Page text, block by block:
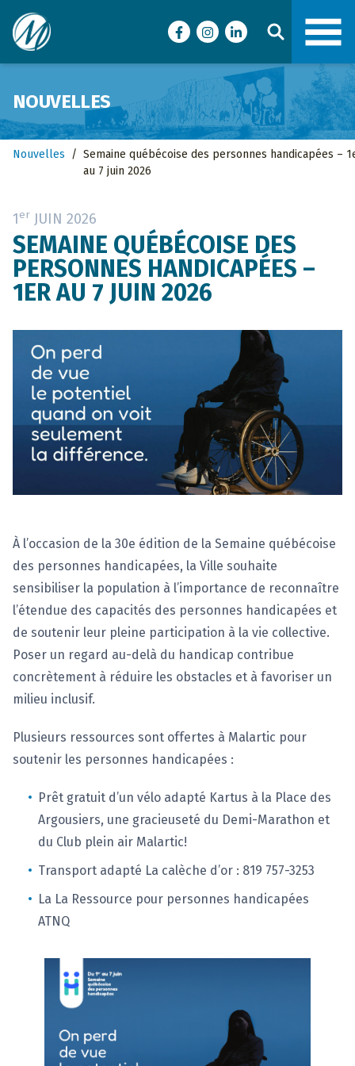
Ville de Malartic
FacebookInstagramLinkedIn
NOUVELLES
Nouvelles / Semaine québécoise des personnes handicapées –
au 7 juin 2026
1er JUIN 2026
SEMAINE QUÉBÉCOISE DES
PERSONNES HANDICAPÉES –
1ER AU 7 JUIN 2026
À l’occasion de la 30e édition de la Semaine québécoise
des personnes handicapées, la Ville souhaite
sensibiliser la population à l’importance de reconnaître
l’étendue des capacités des personnes handicapées et
de soutenir leur pleine participation à la vie collective.
Poser un regard au-delà du handicap contribue
concrètement à réduire les obstacles et à favoriser un
milieu inclusif.
Plusieurs ressources sont offertes à Malartic pour
soutenir les personnes handicapées :
Prêt gratuit d’un vélo adapté Kartus à la Place des
Argousiers, une gracieuseté du Demi-Marathon et
du Club plein air Malartic!
Transport adapté La calèche d’or : 819 757-3253
La La Ressource pour personnes handicapées
ATNQ